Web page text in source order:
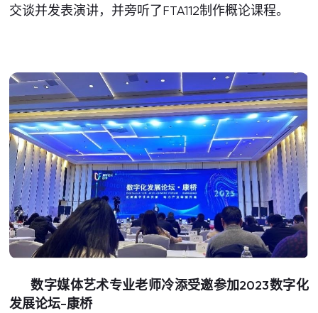
交谈并发表演讲，并旁听了FTA112制作概论课程。
数字媒体艺术专业老师冷添受邀参加2023数字化
发展论坛-康桥